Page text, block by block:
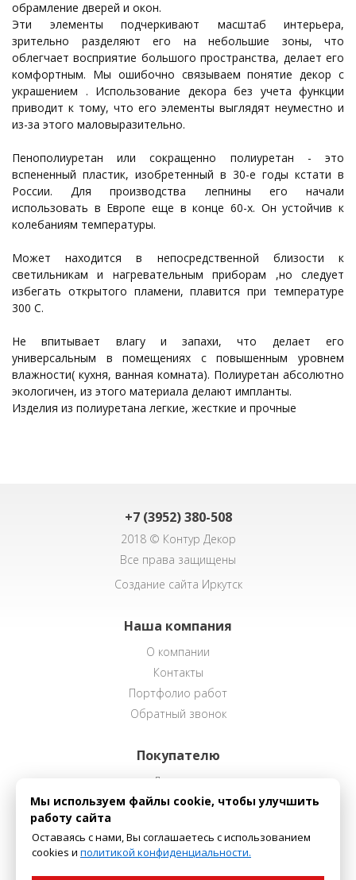
обрамление дверей и окон.
Эти элементы подчеркивают масштаб интерьера,
зрительно разделяют его на небольшие зоны, что
облегчает восприятие большого пространства, делает его
комфортным. Мы ошибочно связываем понятие декор с
украшением . Использование декора без учета функции
приводит к тому, что его элементы выглядят неуместно и
из-за этого маловыразительно.
Пенополиуретан или сокращенно полиуретан - это
вспененный пластик, изобретенный в 30-е годы кстати в
России. Для производства лепнины его начали
использовать в Европе еще в конце 60-х. Он устойчив к
колебаниям температуры.
Может находится в непосредственной близости к
светильникам и нагревательным приборам ,но следует
избегать открытого пламени, плавится при температуре
300 С.
Не впитывает влагу и запахи, что делает его
универсальным в помещениях с повышенным уровнем
влажности( кухня, ванная комната). Полиуретан абсолютно
экологичен, из этого материала делают импланты.
Изделия из полиуретана легкие, жесткие и прочные
+7 (3952) 380-508
2018 © Контур Декор
Все права защищены
Создание сайта Иркутск
Наша компания
О компании
Контакты
Портфолио работ
Обратный звонок
Покупателю
Доставка
Способы оплаты
Наш каталог
Мы используем файлы cookie, чтобы улучшить
работу сайта
Оставаясь с нами, Вы соглашаетесь с использованием
cookies и политикой конфиденциальности.